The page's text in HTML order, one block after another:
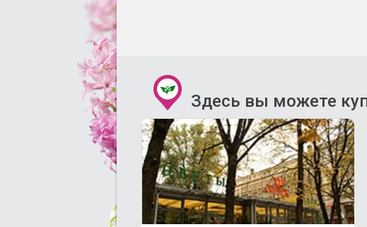
Здесь вы можете